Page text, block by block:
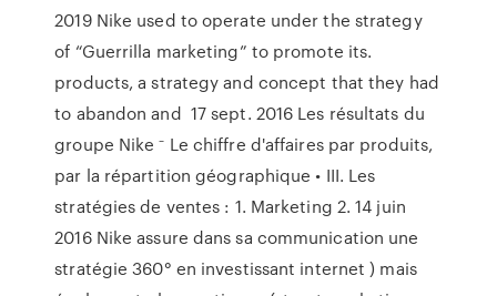
2019 Nike used to operate under the strategy
of “Guerrilla marketing” to promote its.
products, a strategy and concept that they had
to abandon and 17 sept. 2016 Les résultats du
groupe Nike ⁻ Le chiffre d'affaires par produits,
par la répartition géographique • III. Les
stratégies de ventes : 1. Marketing 2. 14 juin
2016 Nike assure dans sa communication une
stratégie 360° en investissant internet ) mais